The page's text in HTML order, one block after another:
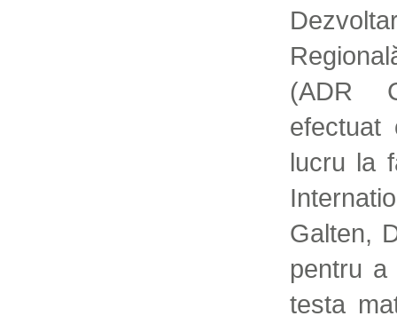
(ADR
efectuat
lucru la
Galten,
pentru a
testa